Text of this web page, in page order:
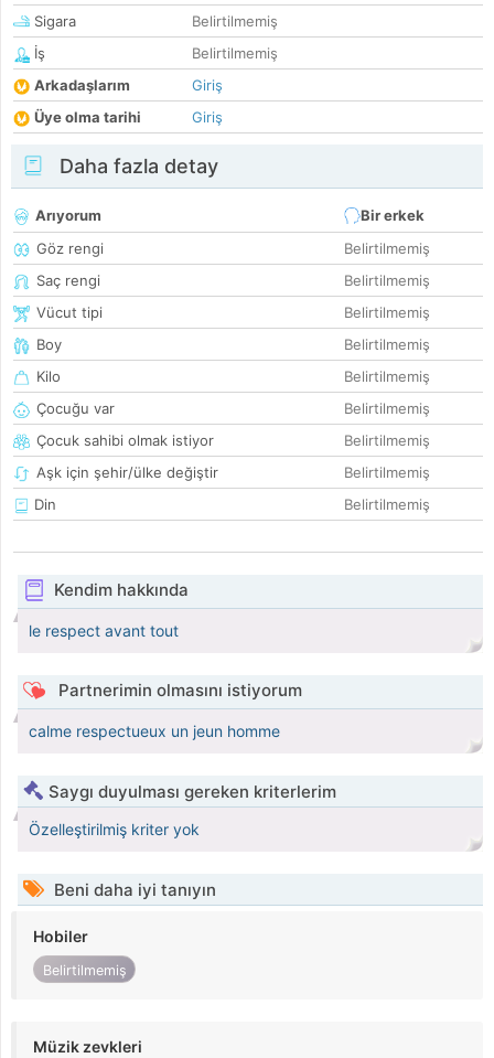
Sigara
Belirtilmemiş
İş
Belirtilmemiş
Arkadaşlarım
Giriş
Üye olma tarihi
Giriş
Daha fazla detay
Arıyorum
Bir erkek
Göz rengi
Belirtilmemiş
Saç rengi
Belirtilmemiş
Vücut tipi
Belirtilmemiş
Boy
Belirtilmemiş
Kilo
Belirtilmemiş
Çocuğu var
Belirtilmemiş
Çocuk sahibi olmak istiyor
Belirtilmemiş
Aşk için şehir/ülke değiştir
Belirtilmemiş
Din
Belirtilmemiş
Kendim hakkında
le respect avant tout
Partnerimin olmasını istiyorum
calme respectueux un jeun homme
Saygı duyulması gereken kriterlerim
Özelleştirilmiş kriter yok
Beni daha iyi tanıyın
Hobiler
Belirtilmemiş
Müzik zevkleri